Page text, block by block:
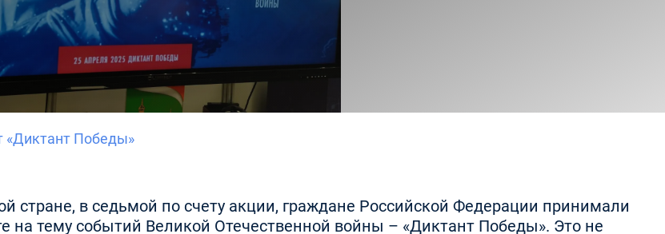
«Диктант Победы»
стране, в седьмой по счету акции, граждане Российской Федерации принимали
на тему событий Великой Отечественной войны – «Диктант Победы». Это не